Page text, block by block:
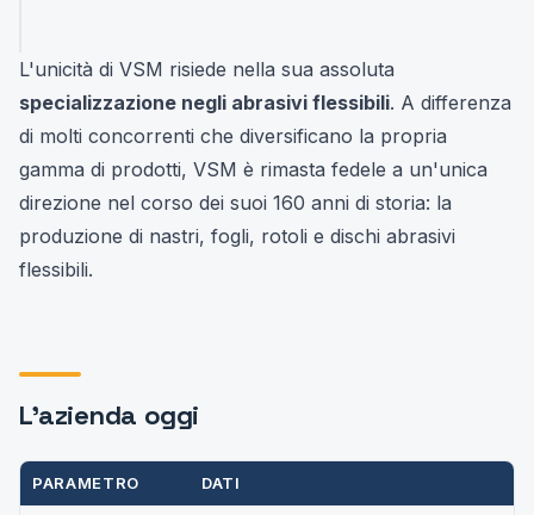
L'unicità di VSM risiede nella sua assoluta
specializzazione negli abrasivi flessibili. A differenza
di molti concorrenti che diversificano la propria
gamma di prodotti, VSM è rimasta fedele a un'unica
direzione nel corso dei suoi 160 anni di storia: la
produzione di nastri, fogli, rotoli e dischi abrasivi
flessibili.
L'azienda oggi
PARAMETRO DATI